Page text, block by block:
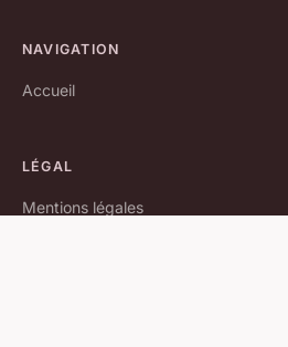
NAVIGATION
Accueil
LÉGAL
Mentions légales